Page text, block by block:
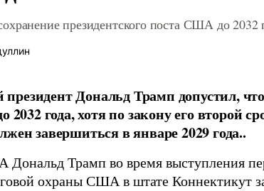
президентского поста США до 2032
Дональд Трамп допустил,
2032 года, хотя по закону его второй
завершиться в январе 2029 года..
Трамп во время выступления
охраны США в штате Коннектикут